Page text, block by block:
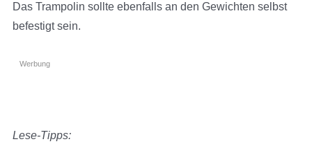
Das Trampolin sollte ebenfalls an den Gewichten selbst
befestigt sein.
Werbung
Lese-Tipps: